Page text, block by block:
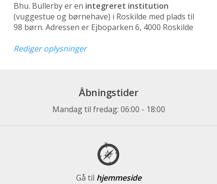
Bhu. Bullerby er en integreret institution
(vuggestue og børnehave) i Roskilde med plads til
98 børn. Adressen er Ejboparken 6, 4000 Roskilde
Rediger oplysninger
Åbningstider
Mandag til fredag: 06:00 - 18:00
Gå til hjemmeside